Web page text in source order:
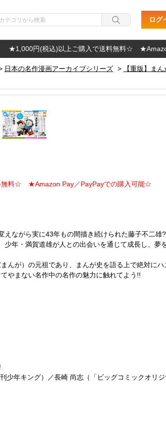
ログ
★1,000円(税込)以上ご購入で送料無料☆
日本の名作漫画アーカイブシリーズ > 【重版】ま
無料☆ ★Amazon Pay／PayPayでの購入可能☆
ながら実に43年もの間描き続けられた藤子不二雄
年・満賀道雄が人との出会いを通じて成長し、夢
んが）の元祖であり、まんが史を語る上で絶対に
やまない名作中の名作の魅力に触れてよう!!
年キング）／長崎 尚志（「ビッグコミックオリジ